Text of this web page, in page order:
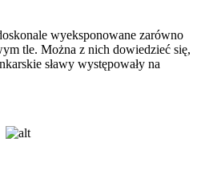
wyeksponowane zarówno
tle. Można z nich dowiedzieć się,
sławy występowały na